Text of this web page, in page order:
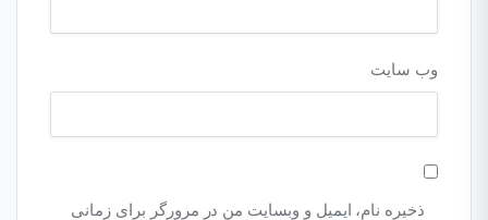
وب‌ سایت
ذخیره نام، ایمیل و وبسایت من در مرورگر برای زمانی